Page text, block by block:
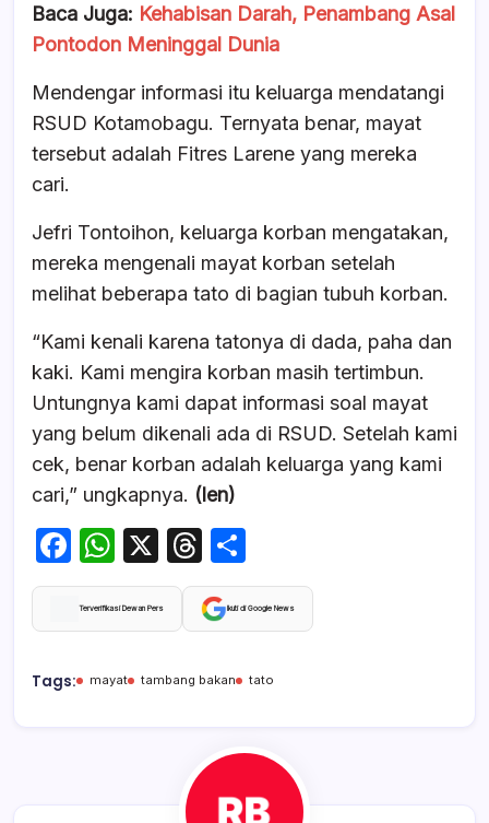
Baca Juga: Kehabisan Darah, Penambang Asal
Pontodon Meninggal Dunia
Mendengar informasi itu keluarga mendatangi
RSUD Kotamobagu. Ternyata benar, mayat
tersebut adalah Fitres Larene yang mereka
cari.
Jefri Tontoihon, keluarga korban mengatakan,
mereka mengenali mayat korban setelah
melihat beberapa tato di bagian tubuh korban.
“Kami kenali karena tatonya di dada, paha dan
kaki. Kami mengira korban masih tertimbun.
Untungnya kami dapat informasi soal mayat
yang belum dikenali ada di RSUD. Setelah kami
cek, benar korban adalah keluarga yang kami
cari,” ungkapnya. (len)
F
a
c
b
W
h
at
A
X
T
hr
e
d
h
ar
Terverifikasi Dewan Pers Ikuti di Google News
Tags: mayat tambang bakan tato